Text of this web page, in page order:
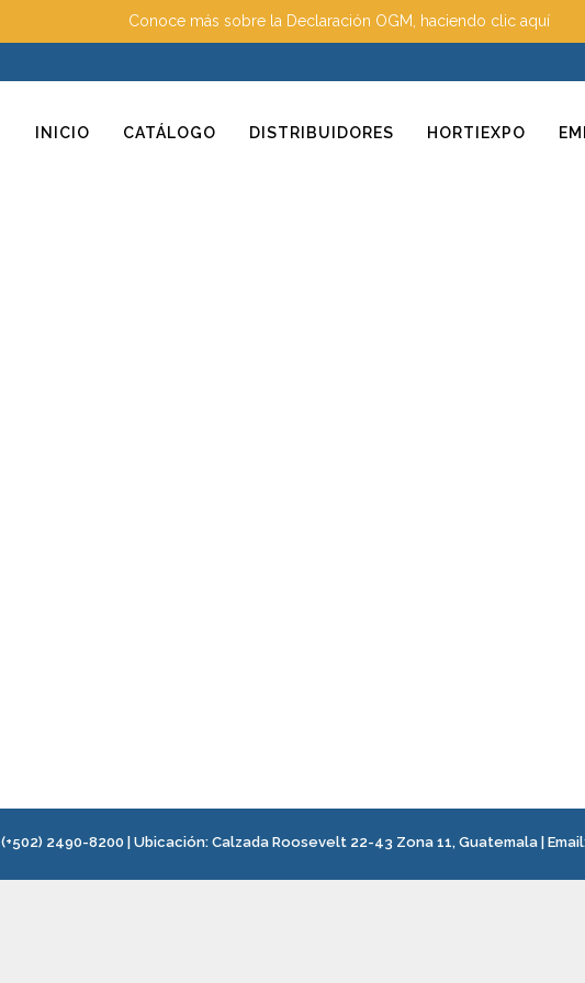
Conoce más sobre la Declaración OGM, haciendo clic aquí
INICIO CATÁLOGO DISTRIBUIDORES HORTIEXPO
(+502) 2490-8200 | Ubicación: Calzada Roosevelt 22-43 Zona 11, Guatemala|